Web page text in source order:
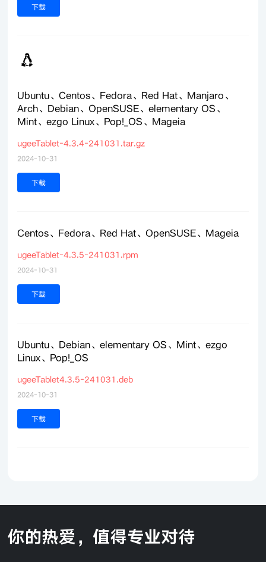
下载
Ubuntu、Centos、Fedora、Red Hat、Manjaro、
Arch、Debian、OpenSUSE、elementary OS、
Mint、ezgo Linux、Pop!_OS、Mageia
ugeeTablet-4.3.4-241031.tar.gz
2024-10-31
下载
Centos、Fedora、Red Hat、OpenSUSE、Mageia
ugeeTablet-4.3.5-241031.rpm
2024-10-31
下载
Ubuntu、Debian、elementary OS、Mint、ezgo
Linux、Pop!_OS
ugeeTablet4.3.5-241031.deb
2024-10-31
下载